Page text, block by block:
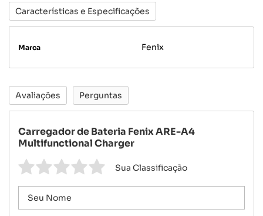
Características e Especificações
Marca Fenix
Avaliações Perguntas
Carregador de Bateria Fenix ARE-A4
Multifunctional Charger
Sua Classificação